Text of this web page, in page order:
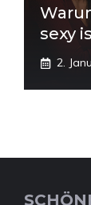
sexy
2.